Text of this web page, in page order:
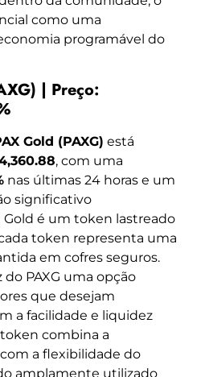
como uma
programável do
| Preço:
Gold (PAXG) está
, com uma
nas últimas 24 horas e um
significativo
Gold é um token lastreado
token representa uma
em cofres seguros.
do PAXG uma opção
que desejam
a facilidade e liquidez
combina a
a flexibilidade do
amplamente utilizado